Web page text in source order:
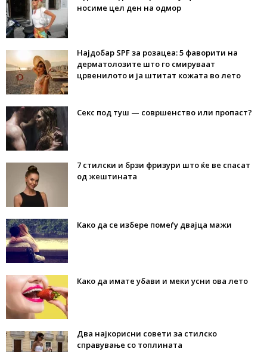
носиме цел ден на одмор
Најдобар SPF за розацеа: 5 фаворити на
дерматолозите што го смируваат
црвенилото и ја штитат кожата во лето
Секс под туш — совршенство или пропаст?
7 стилски и брзи фризури што ќе ве спасат
од жештината
Како да се избере помеѓу двајца мажи
Како да имате убави и меки усни ова лето
Два најкорисни совети за стилско
справување со топлината